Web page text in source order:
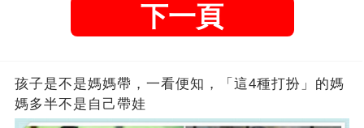
下一頁
孩子是不是媽媽帶，一看便知，「這4種打扮」的媽
媽多半不是自己帶娃